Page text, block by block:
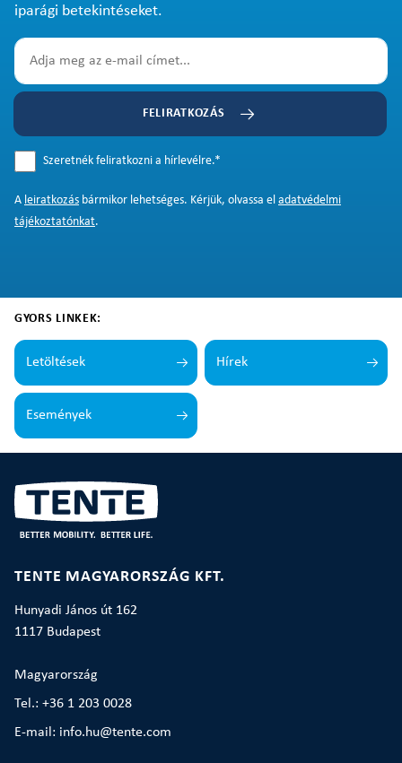
iparági betekintéseket.
FELIRATKOZÁS
Szeretnék feliratkozni a hírlevélre.*
A leiratkozás bármikor lehetséges. Kérjük, olvassa el adatvédelmi
tájékoztatónkat.
GYORS LINKEK:
Letöltések Hírek
Események
TENTE MAGYARORSZÁG KFT.
Hunyadi János út 162
1117 Budapest
Magyarország
Tel.: +36 1 203 0028
E-mail: info.hu@tente.com